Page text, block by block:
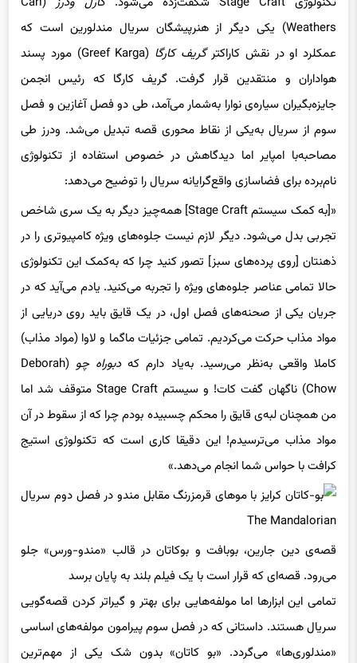
Weathers) یکی دیگر از هنرپیشگان سریال مندلورین است که
عمکلرد او در نقش کاراکترگریف کارگا
(Greef Karga) مورد پسند
هواداران و منتقدین قرار گرفت. گریف کارگا که رئیس انجمن
جایزه‌بگیران سیاره‌ی نوارا به‌شمار می‌آمد، طی دو فصل آغازین و فصل
سوم از سریال به‌یکی از نقاط محوری قصه تبدیل می‌شد. ودرز طی
مصاحبه‌با امپایر اما دیدگاهش در خصوص استفاده از تکنولوژی
نام‌برده برای فضاسازی واقع‌گرایانه سریال را توضیح می‌دهد:
«[به کمک سیستم Stage Craft] همه‌چیز دیگر به یک سری شاخص
تجربی بدل می‌شود. دیگر لازم نیست جلوه‌های ویژه کامپیوتری را در
ذهنتان [روی پرده‌های سبز] تصور کنید چرا که به‌کمک این تکنولوژی
حالا تمامی عناصر جلوه‌های ویژه را تجربه می‌کنید. یادم می‌‌آید که در
جریان یکی از صحنه‌های فصل اول، در یک قایق باید روی دریایی از
مواد مذاب حرکت می‌کردیم. تمامی جزئیات ماگما و لاوا (مواد مذاب)
کاملا واقعی به‌نظر می‌رسید. به‌یاد دارم کهدبوراه چو (Deborah
Chow) ناگهان گفت کات! و سیستم Stage Craft متوقف شد اما
من همچنان لبه‌ی قایق را محکم چسبیده بودم چرا که از سقوط در آن
مواد مذاب می‌ترسیدم! این دقیقا کاری است که تکنولوژی استیج
کرافت با حواس شما انجام می‌دهد.»
قصه‌ی دین جارین، بوبافت و بوکاتان در قالب «مندو-ورس» جلو
می‌رود. قصه‌ای که قرار است با یک فیلم بلند به‌ پایان برسد
تمامی این ابزارها اما مولفه‌هایی برای بهتر و گیراتر کردن قصه‌گویی
سریال هستند. داستانی که در فصل سوم پیرامون مولفه‌های اساسی
«مندلوری‌ها»‌ می‌گردد. «بو کاتان‌» بدون شک یکی از مهم‌ترین